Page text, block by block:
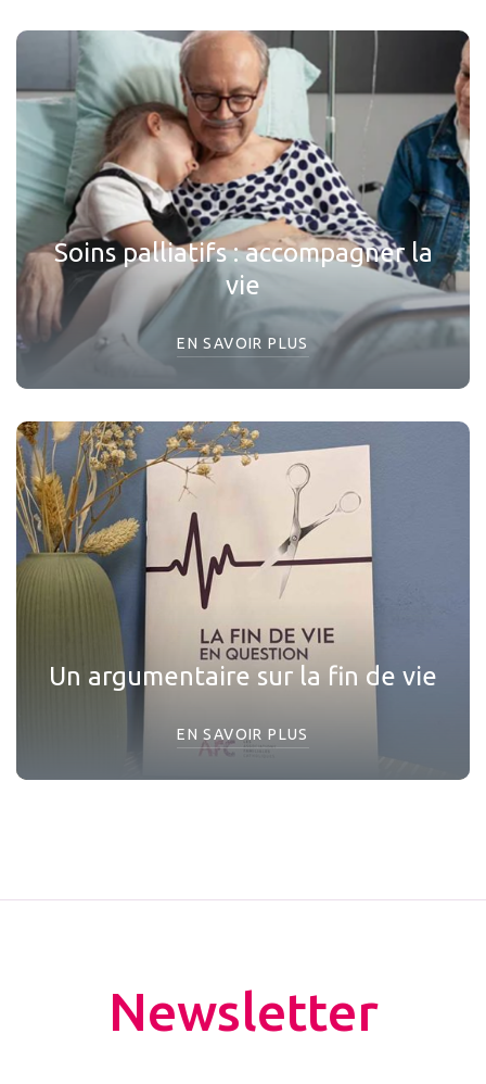
Soins palliatifs : accompagner la
vie
EN SAVOIR PLUS
Un argumentaire sur la fin de vie
EN SAVOIR PLUS
Newsletter